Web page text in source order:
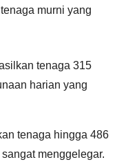
murni yang
tenaga 315
harian yang
tenaga hingga 486
menggelegar.